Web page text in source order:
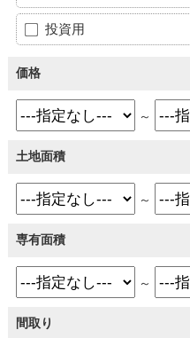
投資用
価格
～
土地面積
～
専有面積
～
間取り